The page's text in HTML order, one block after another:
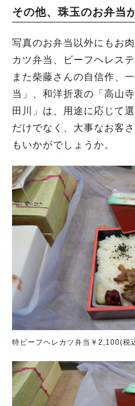
その他、珠玉のお弁当
写真のお弁当以外にもお
カツ弁当、ビーフヘレス
また柴藤さんの自信作、
当」、和洋折衷の「高山
田川」は、用途に応じて
だけでなく、大事なお客
もいかがでしょうか。
特ビーフヘレカツ弁当￥2,100(税